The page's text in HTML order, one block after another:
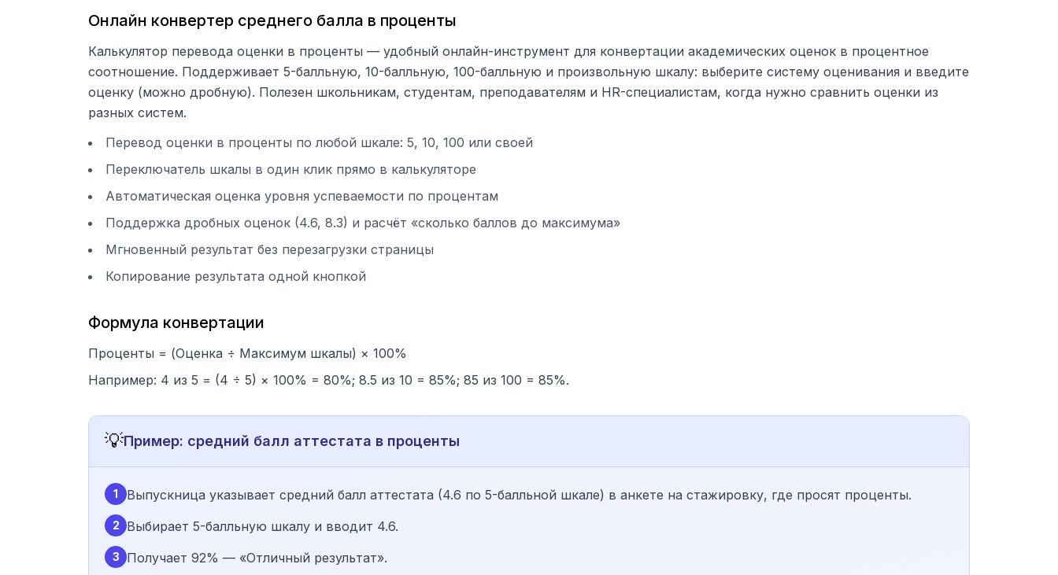
Онлайн конвертер среднего балла в проценты
Калькулятор перевода оценки в проценты — удобный онлайн-инструмент для конвертации академических оценок в процентное
соотношение. Поддерживает 5-балльную, 10-балльную, 100-балльную и произвольную шкалу: выберите систему оценивания и введите
оценку (можно дробную). Полезен школьникам, студентам, преподавателям и HR-специалистам, когда нужно сравнить оценки из
разных систем.
Перевод оценки в проценты по любой шкале: 5, 10, 100 или своей
Переключатель шкалы в один клик прямо в калькуляторе
Автоматическая оценка уровня успеваемости по процентам
Поддержка дробных оценок (4.6, 8.3) и расчёт «сколько баллов до максимума»
Мгновенный результат без перезагрузки страницы
Копирование результата одной кнопкой
Формула конвертации
Проценты = (Оценка ÷ Максимум шкалы) × 100%
Например: 4 из 5 = (4 ÷ 5) × 100% = 80%; 8.5 из 10 = 85%; 85 из 100 = 85%.
💡Пример: средний балл аттестата в проценты
1 Выпускница указывает средний балл аттестата (4.6 по 5-балльной шкале) в анкете на стажировку, где просят проценты.
2 Выбирает 5-балльную шкалу и вводит 4.6.
3 Получает 92% — «Отличный результат».